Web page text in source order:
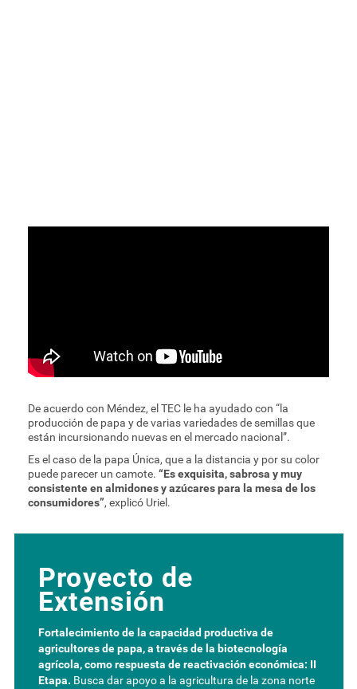
De acuerdo con Méndez, el TEC le ha ayudado con “la
producción de papa y de varias variedades de semillas que
están incursionando nuevas en el mercado nacional”.
Es el caso de la papa Única, que a la distancia y por su color
puede parecer un camote. “Es exquisita, sabrosa y muy
consistente en almidones y azúcares para la mesa de los
consumidores”, explicó Uriel.
Proyecto de
Extensión
Fortalecimiento de la capacidad productiva de
agricultores de papa, a través de la biotecnología
agrícola, como respuesta de reactivación económica: II
Etapa. Busca dar apoyo a la agricultura de la zona norte